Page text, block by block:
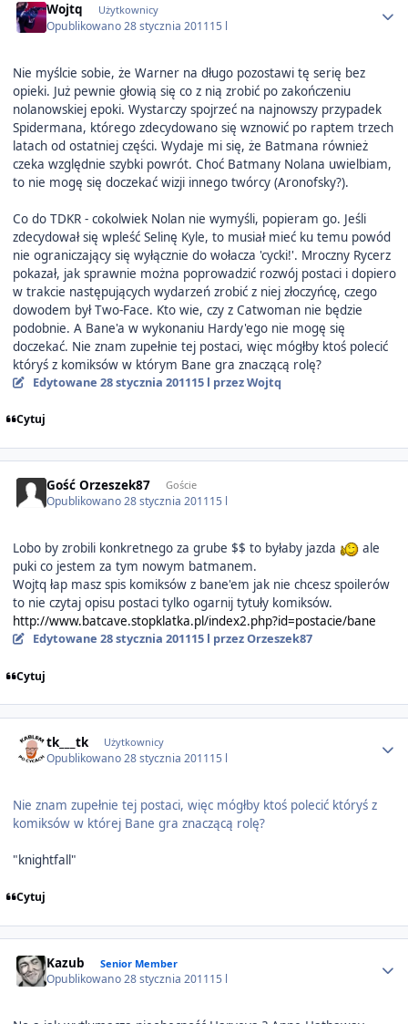
Wojtq Użytkownicy
Opublikowano28 stycznia 201115 l
Nie myślcie sobie, że Warner na długo pozostawi tę serię bez
opieki. Już pewnie głowią się co z nią zrobić po zakończeniu
nolanowskiej epoki. Wystarczy spojrzeć na najnowszy przypadek
Spidermana, którego zdecydowano się wznowić po raptem trzech
latach od ostatniej części. Wydaje mi się, że Batmana również
czeka względnie szybki powrót. Choć Batmany Nolana uwielbiam,
to nie mogę się doczekać wizji innego twórcy (Aronofsky?).
Co do TDKR - cokolwiek Nolan nie wymyśli, popieram go. Jeśli
zdecydował się wpleść Selinę Kyle, to musiał mieć ku temu powód
nie ograniczający się wyłącznie do wołacza 'cycki!'. Mroczny Rycerz
pokazał, jak sprawnie można poprowadzić rozwój postaci i dopiero
w trakcie następujących wydarzeń zrobić z niej złoczyńcę, czego
dowodem był Two-Face. Kto wie, czy z Catwoman nie będzie
podobnie. A Bane'a w wykonaniu Hardy'ego nie mogę się
doczekać. Nie znam zupełnie tej postaci, więc mógłby ktoś polecić
któryś z komiksów w którym Bane gra znaczącą rolę?
Edytowane 28 stycznia 201115 l przez Wojtq
Cytuj
Gość Orzeszek87 Goście
Opublikowano28 stycznia 201115 l
Lobo by zrobili konkretnego za grube $$ to byłaby jazda
ale
puki co jestem za tym nowym batmanem.
Wojtq łap masz spis komiksów z bane'em jak nie chcesz spoilerów
to nie czytaj opisu postaci tylko ogarnij tytuły komiksów.
http://www.batcave.stopklatka.pl/index2.php?id=postacie/bane
Edytowane 28 stycznia 201115 l przez Orzeszek87
Cytuj
tk___tk Użytkownicy
Opublikowano28 stycznia 201115 l
Nie znam zupełnie tej postaci, więc mógłby ktoś polecić któryś z
komiksów w której Bane gra znaczącą rolę?
"knightfall"
Cytuj
Kazub Senior Member
Opublikowano28 stycznia 201115 l